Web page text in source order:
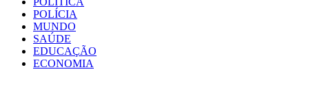
POLÍCIA
MUNDO
SAÚDE
EDUCAÇÃO
ECONOMIA